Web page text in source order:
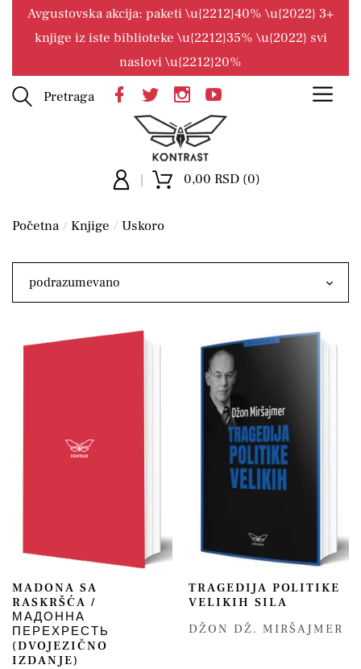
Avgustovska akcija: paketi \u{2212}40% \u{2022} 3+
knjige iz iste biblioteke \u{2212}35% \u{2022} svi
naslovi \u{2212}20%
Pretraga
0,00 RSD (0)
Početna Knjige Uskoro
podrazumevano
MADONA SA
RASKRŠĆA /
МАДОННА
ПЕРЕХРЕСТЬ
(DVOJEZIČNO
IZDANJE)
TRAGEDIJA POLITIKE
VELIKIH SILA
DŽON DŽ. MIRŠAJMER